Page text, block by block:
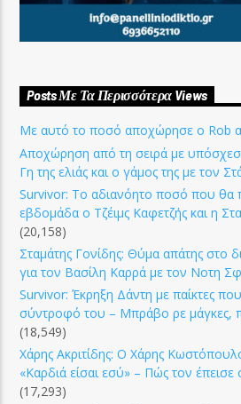
Posts Με Τα Περισσότερα Views
Με αυτό το ποσό αποχώρησε ο Rob
Αποχώρηση από τη σειρά με
Γη της ελιάς και ο γάμος της με τον
Survivor: Το αδιανόητο ποσό που θα
εβδομάδα ο Τζέιμς Καφετζής και η
(20,158)
Σταμάτης Γονίδης: Θύμα απάτης στο
για τον Βασίλη Καρρά με τον Νοτη
Survivor: Έκρηξη Δάντη με παίκτες
σύντροφό του – Μπράβο ρε μάγκες,
(18,549)
Χάρης Ακριτίδης: Ο Χάρης
«Καρδιά είσαι εσύ» – Πώς τον
(17,293)